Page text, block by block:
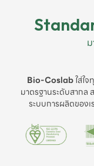
Bio-Coslabใส่ใ
มาตรฐานระดับสากล
ระบบการผลิตของ